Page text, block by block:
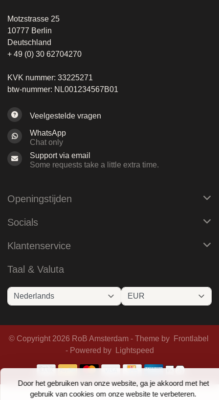
Door het gebruiken van onze website, ga je akkoord met het
gebruik van cookies om onze website te verbeteren.
Motzstrasse 25
10777 Berlin
Deutschland
+ 49 (0) 30 62704270
KVK nummer: 33225271
btw-nummer: NL001234567B01
Veelgestelde vragen
WhatsApp
Chat only
Support via email
Some requests take a little extra time.
Openingstijden
Socials
Klantenservice
Taal & Valuta
© Copyright 2026 RoB Amsterdam - Theme by
Frontlabel
- Powered by
Lightspeed